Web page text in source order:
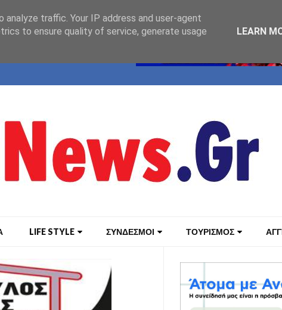
LIFE STYLE ΣΥΝΔΕΣΜΟΙ ΤΟΥΡΙΣΜΟΣ
traffic. Your IP address and user-agent
to ensure quality of service, generate usage
LEARN